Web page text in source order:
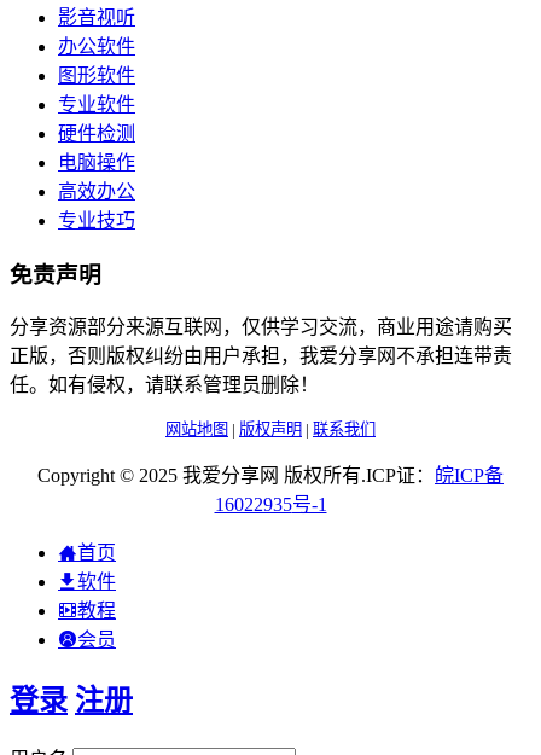
影音视听
办公软件
图形软件
专业软件
硬件检测
电脑操作
高效办公
专业技巧
免责声明
分享资源部分来源互联网，仅供学习交流，商业用途请购买
正版，否则版权纠纷由用户承担，我爱分享网不承担连带责
任。如有侵权，请联系管理员删除！
网站地图 | 版权声明 | 联系我们
Copyright © 2025 我爱分享网 版权所有.ICP证： 皖ICP备
16022935号-1
首页
软件
教程
会员
登录 注册